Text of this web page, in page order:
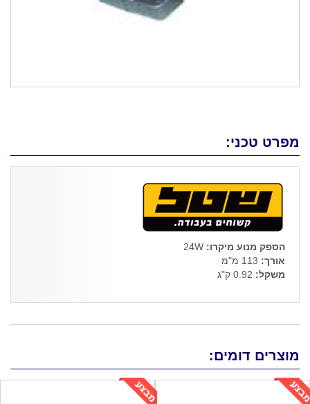
מפרט טכני:
הספק מנוע מיקרו: 24W
אורך: 113 מ"מ
משקל:
מוצרים דומים: